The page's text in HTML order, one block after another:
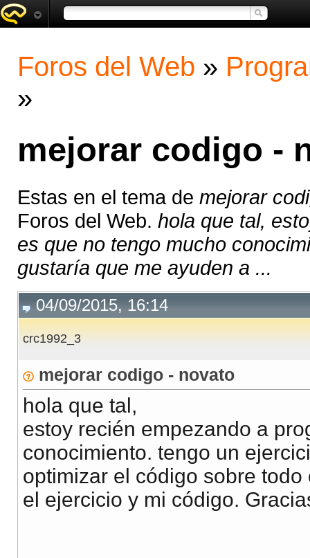
Foros del Web »
»
mejorar codigo -
Estas en el tema de mejorar
Foros del Web. hola que tal,
es que no tengo mucho
gustaría que me ayuden a ...
04/09/2015, 16:14
crc1992_3
mejorar codigo - novato
hola que tal,
estoy recién empezando a
conocimiento. tengo un
optimizar el código sobre
el ejercicio y mi código.